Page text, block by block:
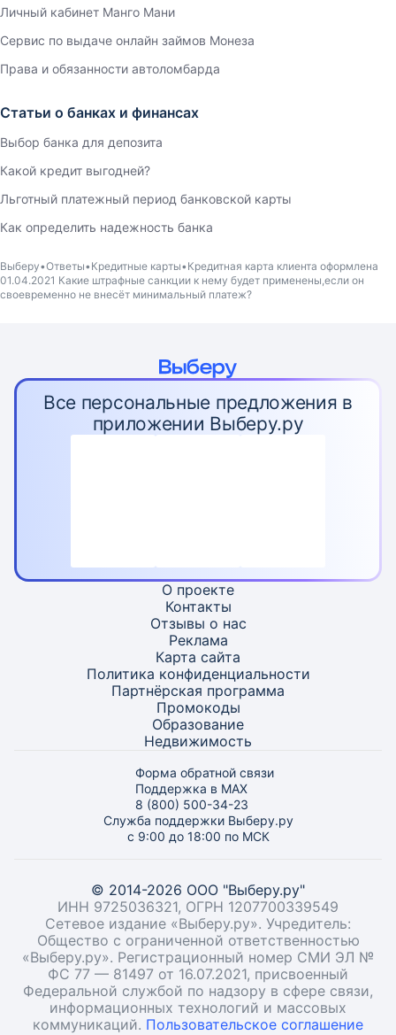
Личный кабинет Манго Мани
Сервис по выдаче онлайн займов Монеза
Права и обязанности автоломбарда
Статьи о банках и финансах
Выбор банка для депозита
Какой кредит выгодней?
Льготный платежный период банковской карты
Как определить надежность банка
Выберу Ответы Кредитные карты Кредитная карта клиента оформлена
01.04.2021 Какие штрафные санкции к нему будет применены,если он
своевременно не внесёт минимальный платеж?
Все персональные предложения в
приложении Выберу.ру
О проекте
Контакты
Отзывы о нас
Реклама
Карта сайта
Политика конфиденциальности
Партнёрская программа
Промокоды
Образование
Недвижимость
Форма обратной связи
Поддержка в MAX
8 (800) 500-34-23
Служба поддержки Выберу.ру
с 9:00 до 18:00 по МСК
© 2014-2026 ООО "Выберу.ру"
ИНН 9725036321, ОГРН 1207700339549
Сетевое издание «Выберу.ру». Учредитель:
Общество с ограниченной ответственностью
«Выберу.ру». Регистрационный номер СМИ ЭЛ №
ФС 77 — 81497 от 16.07.2021, присвоенный
Федеральной службой по надзору в сфере связи,
информационных технологий и массовых
коммуникаций. Пользовательское соглашение